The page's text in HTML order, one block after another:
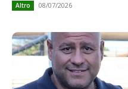
Altro 08/07/2026